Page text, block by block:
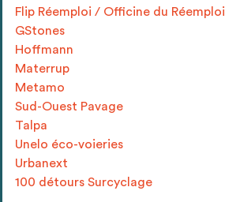
Flip Réemploi / Officine du Réemploi
GStones
Hoffmann
Materrup
Metamo
Sud-Ouest Pavage
Talpa
Unelo éco-voieries
Urbanext
100 détours Surcyclage